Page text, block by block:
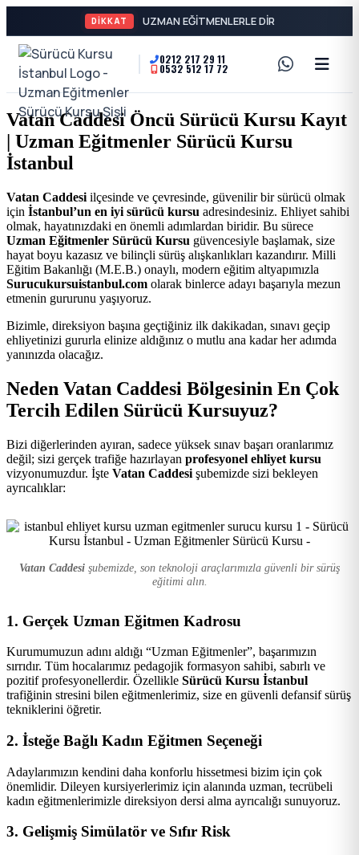
DİKKAT B
Sürücü
Kursu
İstanbul
-
Şişli
En
İyi
Ehliyet
Kursu
A2
Motor
Ehliyeti
ve
Özel
Direksiyon
Dersi
0212 217 29 11
0532 512 17 72
Vatan Caddesi Öncü Sürücü Kursu Kayıt
| Uzman Eğitmenler Sürücü Kursu
İstanbul
Vatan Caddesi ilçesinde ve çevresinde, güvenilir bir sürücü olmak
için İstanbul’un en iyi sürücü kursu adresindesiniz. Ehliyet sahibi
olmak, hayatınızdaki en önemli adımlardan biridir. Bu sürece
Uzman Eğitmenler Sürücü Kursu güvencesiyle başlamak, size
hayat boyu kazasız ve bilinçli sürüş alışkanlıkları kazandırır. Milli
Eğitim Bakanlığı (M.E.B.) onaylı, modern eğitim altyapımızla
Surucukursuistanbul.com olarak binlerce adayı başarıyla mezun
etmenin gururunu yaşıyoruz.
Bizimle, direksiyon başına geçtiğiniz ilk dakikadan, sınavı geçip
ehliyetinizi gururla elinize aldığınız o mutlu ana kadar her adımda
yanınızda olacağız.
Neden Vatan Caddesi Bölgesinin En Çok
Tercih Edilen Sürücü Kursuyuz?
Bizi diğerlerinden ayıran, sadece yüksek sınav başarı oranlarımız
değil; sizi gerçek trafiğe hazırlayan profesyonel ehliyet kursu
vizyonumuzdur. İşte Vatan Caddesi şubemizde sizi bekleyen
ayrıcalıklar:
Vatan Caddesi şubemizde, son teknoloji araçlarımızla güvenli bir sürüş
eğitimi alın.
1. Gerçek Uzman Eğitmen Kadrosu
Kurumumuzun adını aldığı “Uzman Eğitmenler”, başarımızın
sırrıdır. Tüm hocalarımız pedagojik formasyon sahibi, sabırlı ve
pozitif profesyonellerdir. Özellikle Sürücü Kursu İstanbul
trafiğinin stresini bilen eğitmenlerimiz, size en güvenli defansif sürüş
tekniklerini öğretir.
2. İsteğe Bağlı Kadın Eğitmen Seçeneği
Adaylarımızın kendini daha konforlu hissetmesi bizim için çok
önemlidir. Dileyen kursiyerlerimiz için alanında uzman, tecrübeli
kadın eğitmenlerimizle direksiyon dersi alma ayrıcalığı sunuyoruz.
3. Gelişmiş Simülatör ve Sıfır Risk